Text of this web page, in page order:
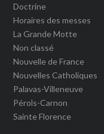
Doctrine
Horaires des messes
La Grande Motte
Non classé
Nouvelle de France
Nouvelles Catholiques
Palavas-Villeneuve
Pérols-Carnon
Sainte Florence